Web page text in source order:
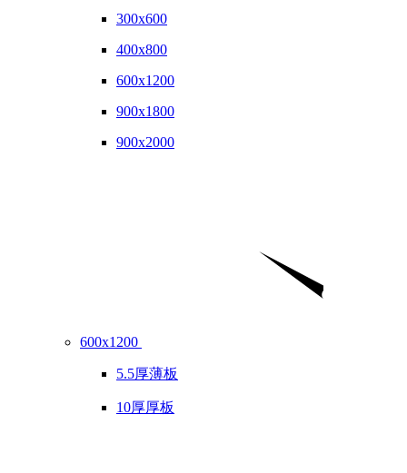
300x600
400x800
600x1200
900x1800
900x2000
600x1200
5.5厚薄板
10厚厚板